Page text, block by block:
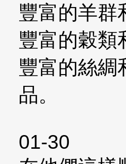
豐富的羊群
豐富的穀類
豐富的絲綢
品。
01-30